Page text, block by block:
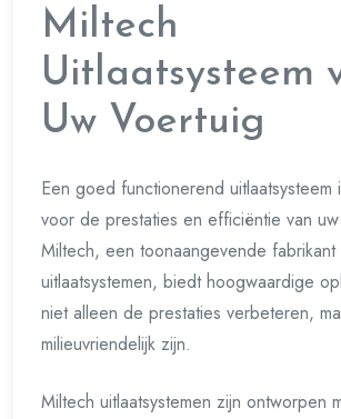
Miltech
Uitlaatsysteem
Uw Voertuig
Een goed functionerend uitlaatsysteem
voor de prestaties en efficiëntie van
Miltech, een toonaangevende fabrikant
uitlaatsystemen, biedt hoogwaardige
niet alleen de prestaties verbeteren,
milieuvriendelijk zijn.
Miltech uitlaatsystemen zijn ontworpen